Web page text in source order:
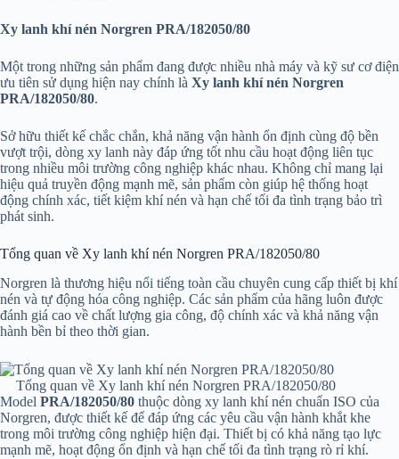
Xy lanh khí nén Norgren PRA/182050/80
Một trong những sản phẩm đang được nhiều nhà máy và kỹ sư cơ điện
ưu tiên sử dụng hiện nay chính là Xy lanh khí nén Norgren
PRA/182050/80.
Sở hữu thiết kế chắc chắn, khả năng vận hành ổn định cùng độ bền
vượt trội, dòng xy lanh này đáp ứng tốt nhu cầu hoạt động liên tục
trong nhiều môi trường công nghiệp khác nhau. Không chỉ mang lại
hiệu quả truyền động mạnh mẽ, sản phẩm còn giúp hệ thống hoạt
động chính xác, tiết kiệm khí nén và hạn chế tối đa tình trạng bảo trì
phát sinh.
Tổng quan về Xy lanh khí nén Norgren PRA/182050/80
Norgren là thương hiệu nổi tiếng toàn cầu chuyên cung cấp thiết bị khí
nén và tự động hóa công nghiệp. Các sản phẩm của hãng luôn được
đánh giá cao về chất lượng gia công, độ chính xác và khả năng vận
hành bền bỉ theo thời gian.
Tổng quan về Xy lanh khí nén Norgren PRA/182050/80
Model PRA/182050/80 thuộc dòng xy lanh khí nén chuẩn ISO của
Norgren, được thiết kế để đáp ứng các yêu cầu vận hành khắt khe
trong môi trường công nghiệp hiện đại. Thiết bị có khả năng tạo lực
mạnh mẽ, hoạt động ổn định và hạn chế tối đa tình trạng rò rỉ khí.